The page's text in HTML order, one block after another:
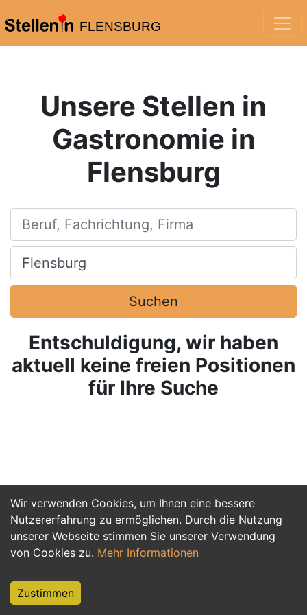
FLENSBURG
Wir verwenden Cookies, um Ihnen eine bessere
Nutzererfahrung zu ermöglichen. Durch die Nutzung
unserer Webseite stimmen Sie unserer Verwendung
von Cookies zu. Mehr Informationen
Zustimmen
Unsere Stellen in
Gastronomie in
Flensburg
Beruf, Fachrichtung, Firma
Ort, Stadt
Suchen
Entschuldigung, wir haben
aktuell keine freien Positionen
für Ihre Suche